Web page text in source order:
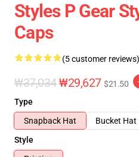
Styles P Gear
Caps
(5 customer reviews)
₩37,034₩29,627 $21.50
Type
Snapback Hat
Bucket Hat
Style